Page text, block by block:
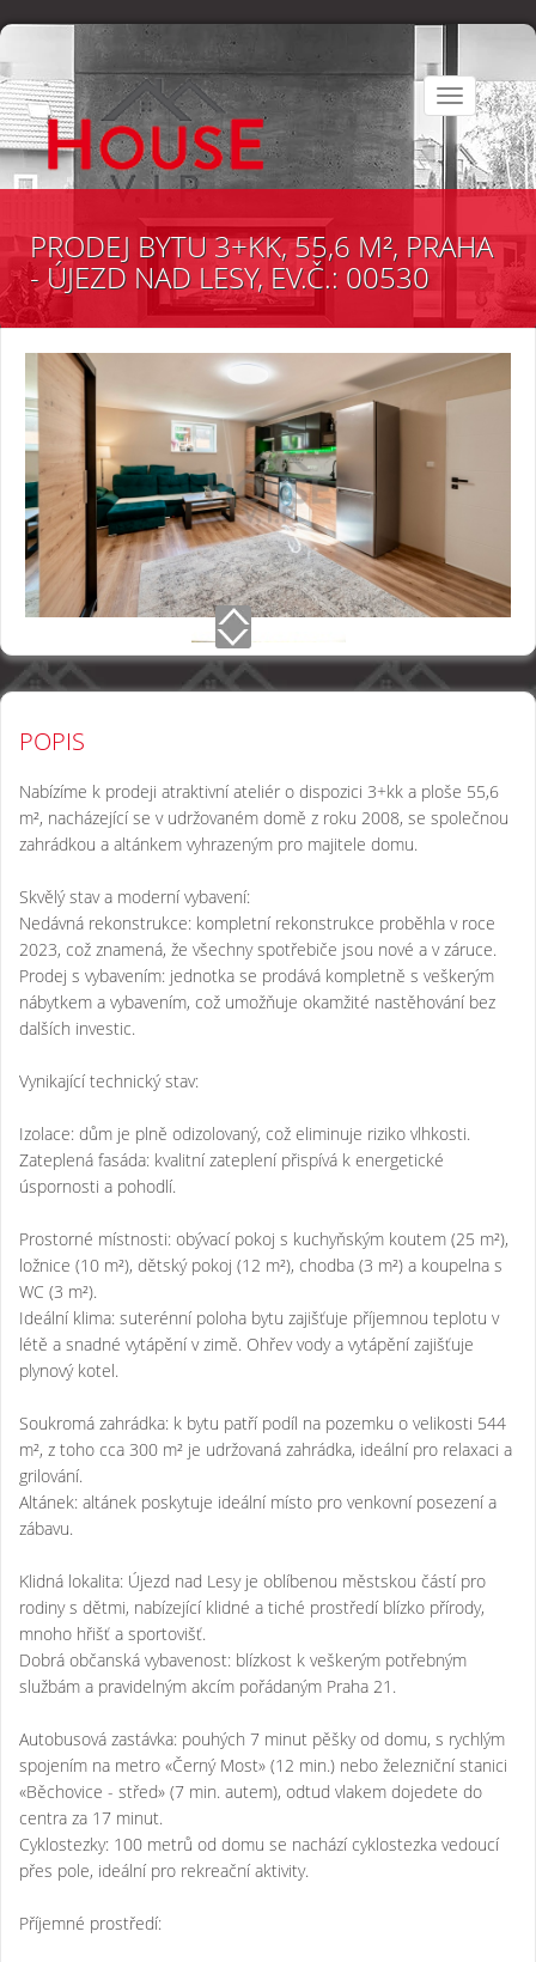
Toggle
navigation
PRODEJ BYTU 3+KK, 55,6 M², PRAHA
- ÚJEZD NAD LESY, EV.Č.: 00530
POPIS
Nabízíme k prodeji atraktivní ateliér o dispozici 3+kk a ploše 55,6
m², nacházející se v udržovaném domě z roku 2008, se společnou
zahrádkou a altánkem vyhrazeným pro majitele domu.
Skvělý stav a moderní vybavení:
Nedávná rekonstrukce: kompletní rekonstrukce proběhla v roce
2023, což znamená, že všechny spotřebiče jsou nové a v záruce.
Prodej s vybavením: jednotka se prodává kompletně s veškerým
nábytkem a vybavením, což umožňuje okamžité nastěhování bez
dalších investic.
Vynikající technický stav:
Izolace: dům je plně odizolovaný, což eliminuje riziko vlhkosti.
Zateplená fasáda: kvalitní zateplení přispívá k energetické
úspornosti a pohodlí.
Prostorné místnosti: obývací pokoj s kuchyňským koutem (25 m²),
ložnice (10 m²), dětský pokoj (12 m²), chodba (3 m²) a koupelna s
WC (3 m²).
Ideální klima: suterénní poloha bytu zajišťuje příjemnou teplotu v
létě a snadné vytápění v zimě. Ohřev vody a vytápění zajišťuje
plynový kotel.
Soukromá zahrádka: k bytu patří podíl na pozemku o velikosti 544
m², z toho cca 300 m² je udržovaná zahrádka, ideální pro relaxaci a
grilování.
Altánek: altánek poskytuje ideální místo pro venkovní posezení a
zábavu.
Klidná lokalita: Újezd nad Lesy je oblíbenou městskou částí pro
rodiny s dětmi, nabízející klidné a tiché prostředí blízko přírody,
mnoho hřišť a sportovišť.
Dobrá občanská vybavenost: blízkost k veškerým potřebným
službám a pravidelným akcím pořádaným Praha 21.
Autobusová zastávka: pouhých 7 minut pěšky od domu, s rychlým
spojením na metro «Černý Most» (12 min.) nebo železniční stanici
«Běchovice - střed» (7 min. autem), odtud vlakem dojedete do
centra za 17 minut.
Cyklostezky: 100 metrů od domu se nachází cyklostezka vedoucí
přes pole, ideální pro rekreační aktivity.
Příjemné prostředí: